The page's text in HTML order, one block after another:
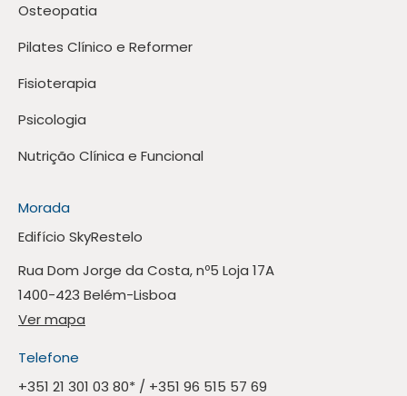
Osteopatia
Pilates Clínico e Reformer
Fisioterapia
Psicologia
Nutrição Clínica e Funcional
Morada
Edifício SkyRestelo
Rua Dom Jorge da Costa, nº5 Loja 17A
1400-423 Belém-Lisboa
Ver mapa
Telefone
+351 21 301 03 80* / +351 96 515 57 69